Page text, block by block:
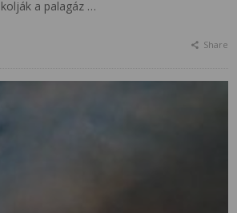
a palagáz …
Share